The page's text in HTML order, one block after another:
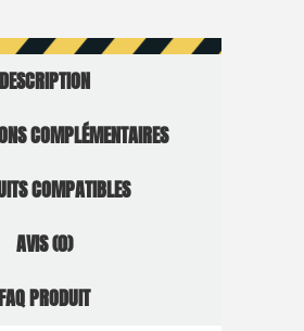
DESCRIPTION
COMPLÉMENTAIRES
COMPATIBLES
AVIS (0)
PRODUIT